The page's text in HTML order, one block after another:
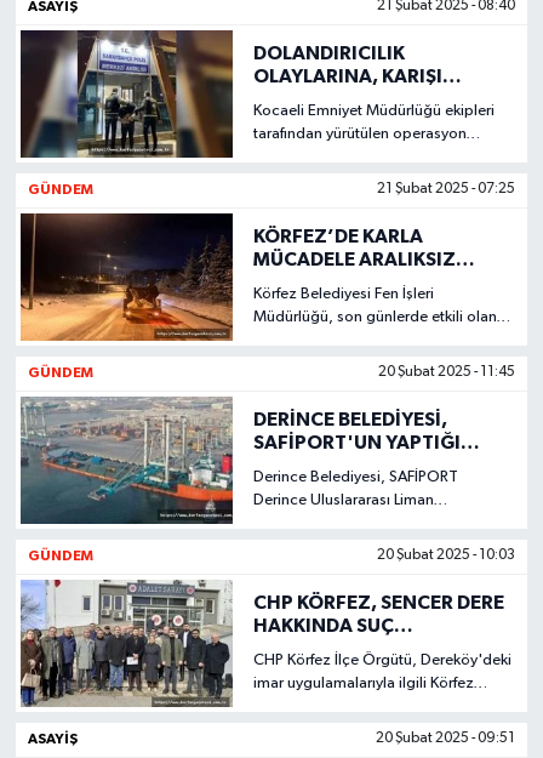
ASAYİŞ 21 Şubat 2025 - 08:40
DOLANDIRICILIK
OLAYLARINA, KARIŞI
Kocaeli Emniyet Müdürlüğü ekipleri
tarafından yürütülen operasyon
İstanbul'da ise8 farklı dolandırıcılık
isimli zanlı yakalandı.
GÜNDEM 21 Şubat 2025 - 07:25
KÖRFEZ’DE KARLA
MÜCADELE ARALIKSIZ
Körfez Belediyesi Fen İşleri
Müdürlüğü, son günlerde etkili olan
noktalarında gece boyunca aktif bir
GÜNDEM 20 Şubat 2025 - 11:45
DERİNCE BELEDİYESİ,
SAFİPORT'UN YAPTIĞI
AÇIKLAMALARA SERT TEPKİ
Derince Belediyesi, SAFİPORT
Derince Uluslararası Liman
açıklamalara karşılık bir tepki
GÜNDEM 20 Şubat 2025 - 10:03
CHP KÖRFEZ, SENCER DERE
HAKKINDA SUÇ
DUYURUSUNDA BULUNDU
CHP Körfez İlçe Örgütü, Dereköy'deki
imar uygulamalarıyla ilgili Körfez
Sencer Dere hakkında suç
ASAYİŞ 20 Şubat 2025 - 09:51